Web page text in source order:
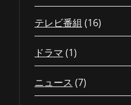
テレビ番組 (16)
ドラマ (1)
ニュース (7)